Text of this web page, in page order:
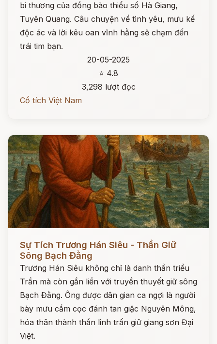
bi thương của đồng bào thiểu số Hà Giang,
Tuyên Quang. Câu chuyện về tình yêu, mưu kế
độc ác và lời kêu oan vĩnh hằng sẽ chạm đến
trái tim bạn.
20-05-2025
⭐ 4.8
3,298 lượt đọc
Cổ tích Việt Nam
Sự Tích Trương Hán Siêu - Thần Giữ
Sông Bạch Đằng
Trương Hán Siêu không chỉ là danh thần triều
Trần mà còn gắn liền với truyền thuyết giữ sông
Bạch Đằng. Ông được dân gian ca ngợi là người
bày mưu cắm cọc đánh tan giặc Nguyên Mông,
hóa thân thành thần linh trấn giữ giang sơn Đại
Việt.